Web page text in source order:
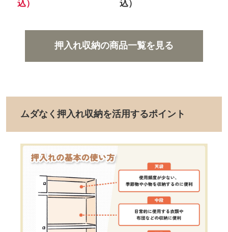
込）
込）
押入れ収納の商品一覧を見る
ムダなく押入れ収納を活用するポイント